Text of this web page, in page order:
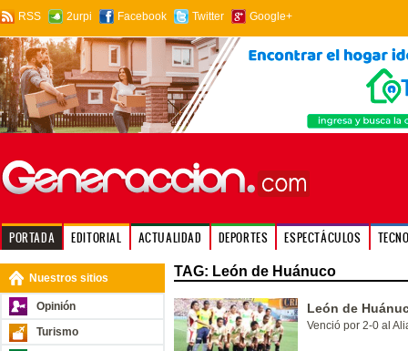
RSS 2urpi Facebook Twitter Google+
PORTADA EDITORIAL ACTUALIDAD DEPORTES ESPECTÁCULOS
Nuestros sitios
Opinión
Turismo
TAG: León de Huánuco
León de
Venció por 2-0 al